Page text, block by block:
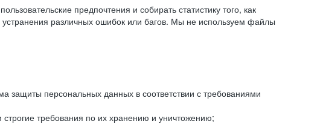
предпочтения и собирать статистику того, как
различных ошибок или багов. Мы не используем файлы
защиты персональных данных в соответствии с требованиями
требования по их хранению и уничтожению;